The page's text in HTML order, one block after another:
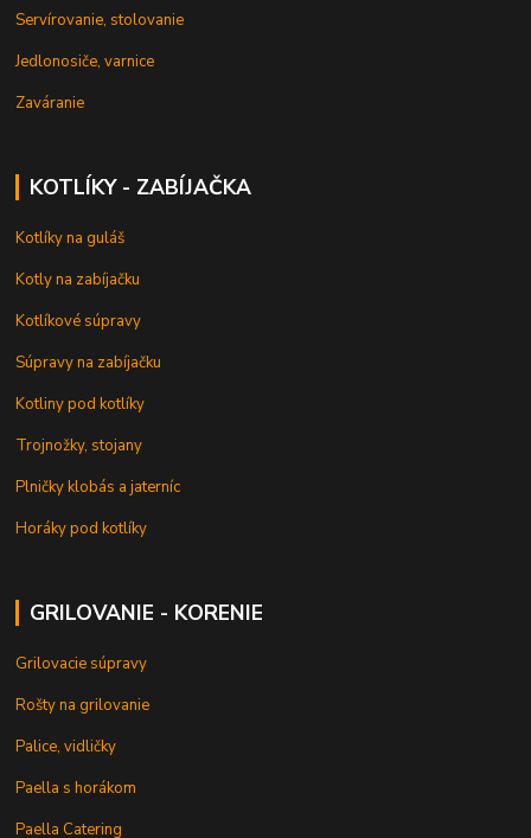
Servírovanie, stolovanie
Jedlonosiče, varnice
Zaváranie
KOTLÍKY - ZABÍJAČKA
Kotlíky na guláš
Kotly na zabíjačku
Kotlíkové súpravy
Súpravy na zabíjačku
Kotliny pod kotlíky
Trojnožky, stojany
Plničky klobás a jaterníc
Horáky pod kotlíky
GRILOVANIE - KORENIE
Grilovacie súpravy
Rošty na grilovanie
Palice, vidličky
Paella s horákom
Paella Catering